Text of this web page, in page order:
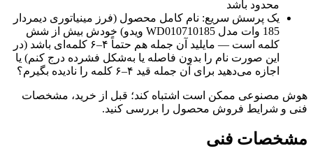
محدود باشد
یک پرسش سریع: نام کامل محصول (فرز مینیاتوری دیمردار
185 وات مدل WD010710185 ویدو) خودش بیش از شش
کلمه است — مایلید آن جمله هم حتماً ۴–۶ کلمه‌ای باشد (در
این صورت نام را بدون فاصله یا به‌شکل فشرده درج کنم) یا
اجازه می‌دهید برای آن جمله قید ۴–۶ کلمه را نادیده بگیرم؟
هوش مصنوعی ممکن است اشتباه کند؛ قبل از خرید، مشخصات
فنی و شرایط فروش محصول را بررسی کنید.
مشخصات فنی